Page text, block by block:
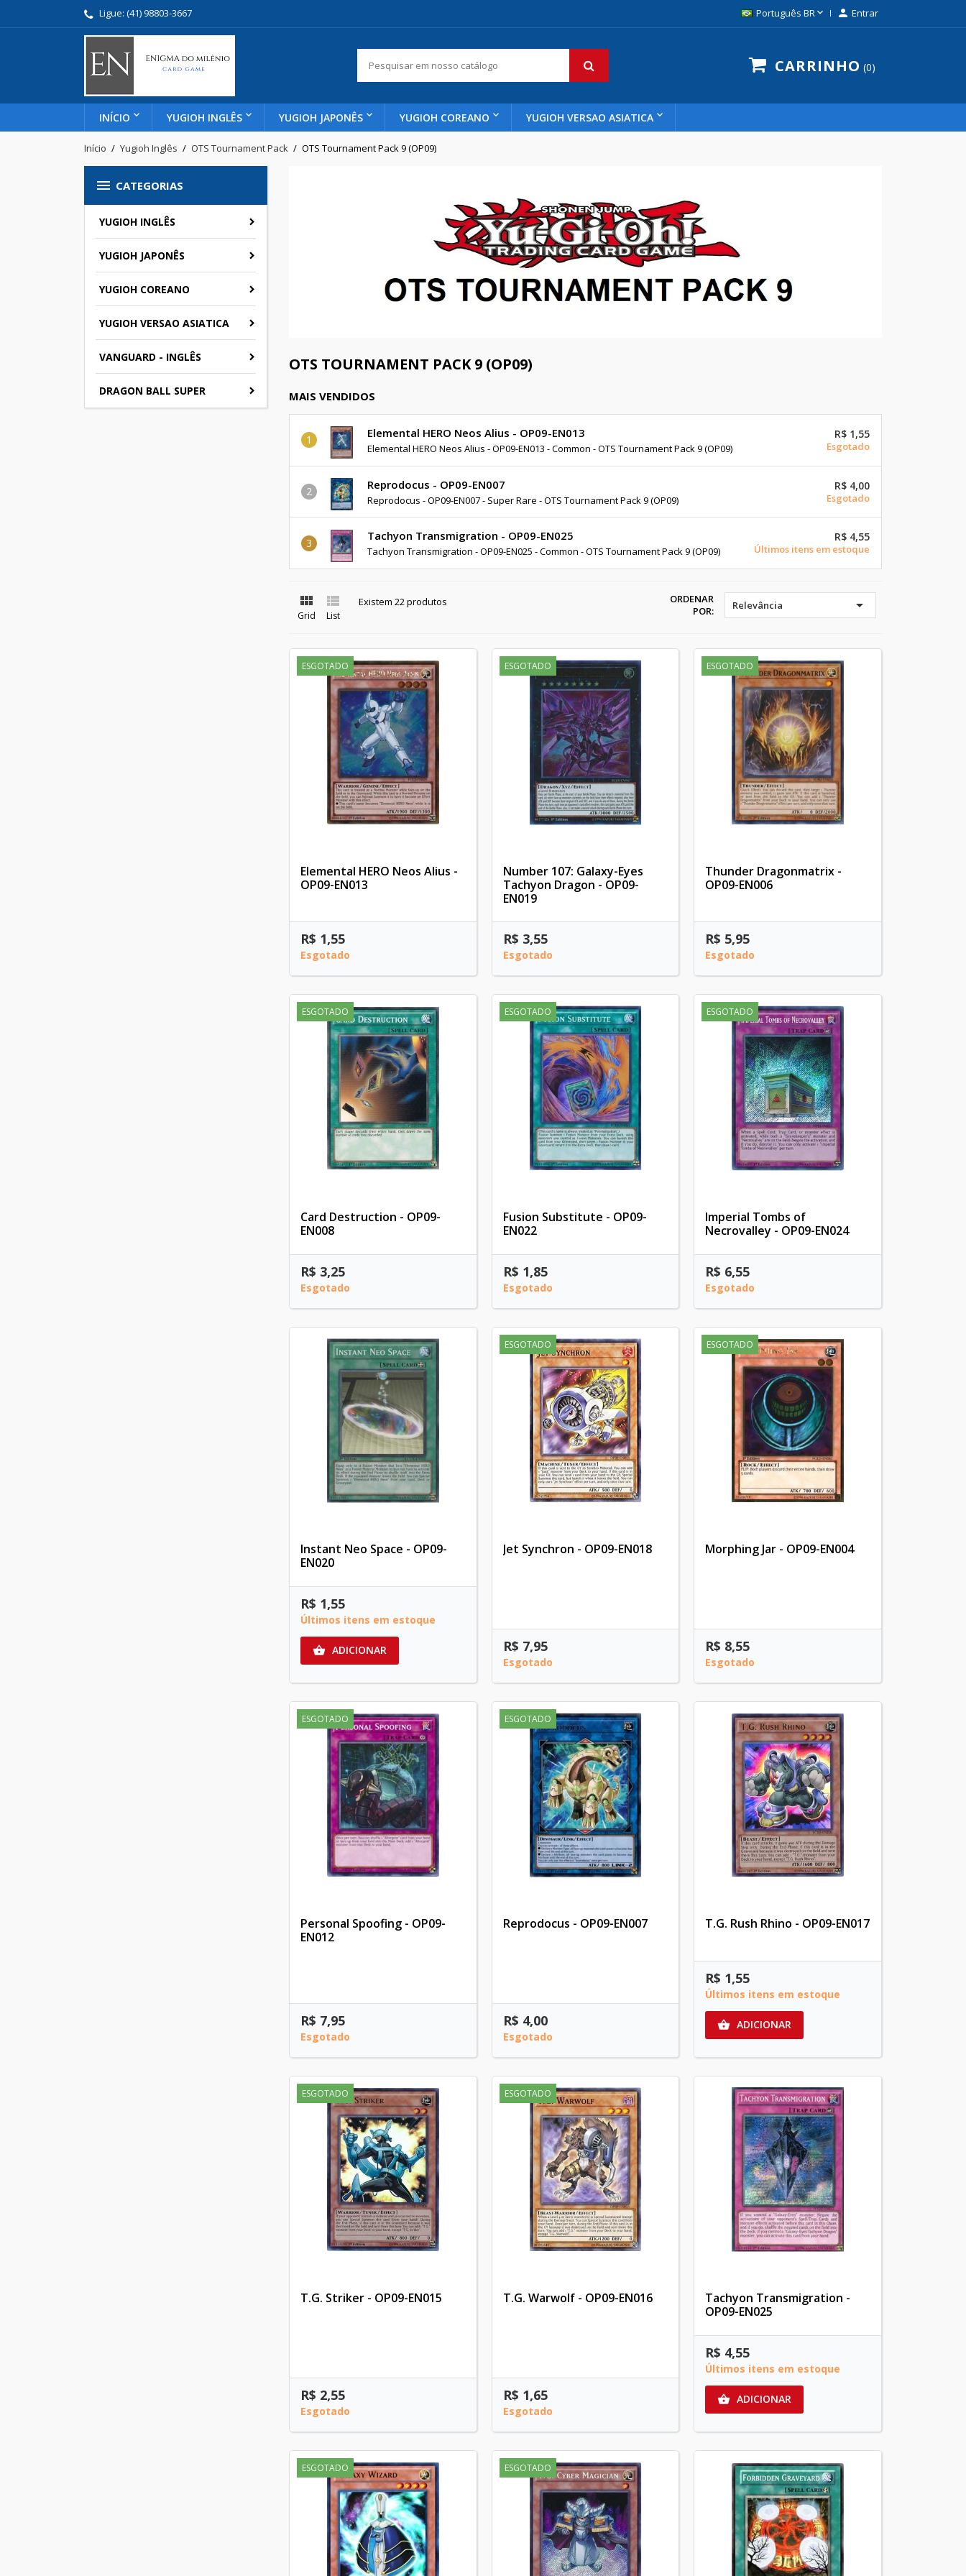
Ligue: (41) 98803-3667 Português BR  Entrar
CARRINHO 0
INÍCIO YUGIOH INGLÊS YUGIOH JAPONÊS YUGIOH COREANO YUGIOH VERSAO ASIATICA
Início Yugioh Inglês OTS Tournament Pack OTS Tournament Pack 9 (OP09)
 CATEGORIAS
YUGIOH INGLÊS
YUGIOH JAPONÊS
YUGIOH COREANO
YUGIOH VERSAO ASIATICA
VANGUARD - INGLÊS
DRAGON BALL SUPER
OTS TOURNAMENT PACK 9 (OP09)
MAIS VENDIDOS
Elemental HERO Neos Alius - OP09-EN013
Elemental HERO Neos Alius - OP09-EN013 - Common - OTS Tournament Pack 9 (OP09)
R$ 1,55
Esgotado
Reprodocus - OP09-EN007
Reprodocus - OP09-EN007 - Super Rare - OTS Tournament Pack 9 (OP09)
R$ 4,00
Esgotado
Tachyon Transmigration - OP09-EN025
Tachyon Transmigration - OP09-EN025 - Common - OTS Tournament Pack 9 (OP09)
R$ 4,55
Últimos itens em estoque

Grid

List
Existem 22 produtos
ORDENAR
POR:
Relevância 
ESGOTADO
Elemental HERO Neos Alius -
OP09-EN013
R$ 1,55
Esgotado
ESGOTADO
Number 107: Galaxy-Eyes
Tachyon Dragon - OP09-
EN019
R$ 3,55
Esgotado
ESGOTADO
Thunder Dragonmatrix -
OP09-EN006
R$ 5,95
Esgotado
ESGOTADO
Card Destruction - OP09-
EN008
R$ 3,25
Esgotado
ESGOTADO
Fusion Substitute - OP09-
EN022
R$ 1,85
Esgotado
ESGOTADO
Imperial Tombs of
Necrovalley - OP09-EN024
R$ 6,55
Esgotado
Instant Neo Space - OP09-
EN020
R$ 1,55
Últimos itens em estoque
 ADICIONAR
ESGOTADO
Jet Synchron - OP09-EN018
R$ 7,95
Esgotado
ESGOTADO
Morphing Jar - OP09-EN004
R$ 8,55
Esgotado
ESGOTADO
Personal Spoofing - OP09-
EN012
R$ 7,95
Esgotado
ESGOTADO
Reprodocus - OP09-EN007
R$ 4,00
Esgotado
T.G. Rush Rhino - OP09-EN017
R$ 1,55
Últimos itens em estoque
 ADICIONAR
ESGOTADO
T.G. Striker - OP09-EN015
R$ 2,55
Esgotado
ESGOTADO
T.G. Warwolf - OP09-EN016
R$ 1,65
Esgotado
Tachyon Transmigration -
OP09-EN025
R$ 4,55
Últimos itens em estoque
 ADICIONAR
ESGOTADO ESGOTADO